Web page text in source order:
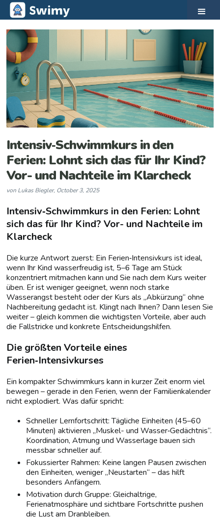
Intensiv‑Schwimmkurs in den
Ferien: Lohnt sich das für Ihr Kind?
Vor- und Nachteile im Klarcheck
von Lukas Biegler, October 3, 2025
Intensiv‑Schwimmkurs in den Ferien: Lohnt
sich das für Ihr Kind? Vor- und Nachteile im
Klarcheck
Die kurze Antwort zuerst: Ein Ferien‑Intensivkurs ist ideal,
wenn Ihr Kind wasserfreudig ist, 5–6 Tage am Stück
konzentriert mitmachen kann und Sie nach dem Kurs weiter
üben. Er ist weniger geeignet, wenn noch starke
Wasserangst besteht oder der Kurs als „Abkürzung“ ohne
Nachbereitung gedacht ist. Klingt nach Ihnen? Dann lesen Sie
weiter – gleich kommen die wichtigsten Vorteile, aber auch
die Fallstricke und konkrete Entscheidungshilfen.
Die größten Vorteile eines
Ferien‑Intensivkurses
Ein kompakter Schwimmkurs kann in kurzer Zeit enorm viel
bewegen – gerade in den Ferien, wenn der Familienkalender
nicht explodiert. Was dafür spricht:
Schneller Lernfortschritt: Tägliche Einheiten (45–60
Minuten) aktivieren „Muskel- und Wasser‑Gedächtnis“.
Koordination, Atmung und Wasserlage bauen sich
messbar schneller auf.
Fokussierter Rahmen: Keine langen Pausen zwischen
den Einheiten, weniger „Neustarten“ – das hilft
besonders Anfängern.
Motivation durch Gruppe: Gleichaltrige,
Ferienatmosphäre und sichtbare Fortschritte pushen
die Lust am Dranbleiben.